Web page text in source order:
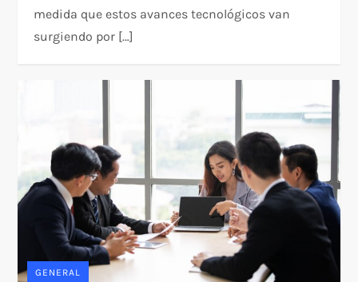
medida que estos avances tecnológicos van
surgiendo por […]
GENERAL